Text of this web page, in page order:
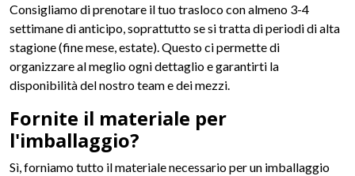
Consigliamo di prenotare il tuo trasloco con almeno 3-4
settimane di anticipo, soprattutto se si tratta di periodi di alta
stagione (fine mese, estate). Questo ci permette di
organizzare al meglio ogni dettaglio e garantirti la
disponibilità del nostro team e dei mezzi.
Fornite il materiale per
l'imballaggio?
Sì, forniamo tutto il materiale necessario per un imballaggio